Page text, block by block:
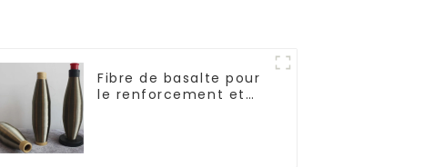
Fibre de basalte pour
le renforcement et